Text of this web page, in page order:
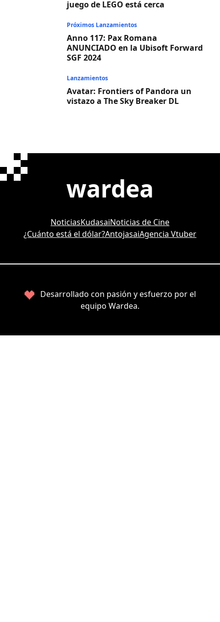
juego de LEGO está cerca
Próximos Lanzamientos
Anno 117: Pax Romana
ANUNCIADO en la Ubisoft Forward
SGF 2024
Lanzamientos
Avatar: Frontiers of Pandora un
vistazo a The Sky Breaker DL
wardea
NoticiasKudasaiNoticias de Cine
¿Cuánto está el dólar?AntojasaiAgencia Vtuber
Desarrollado con pasión y esfuerzo por el
equipo Wardea.